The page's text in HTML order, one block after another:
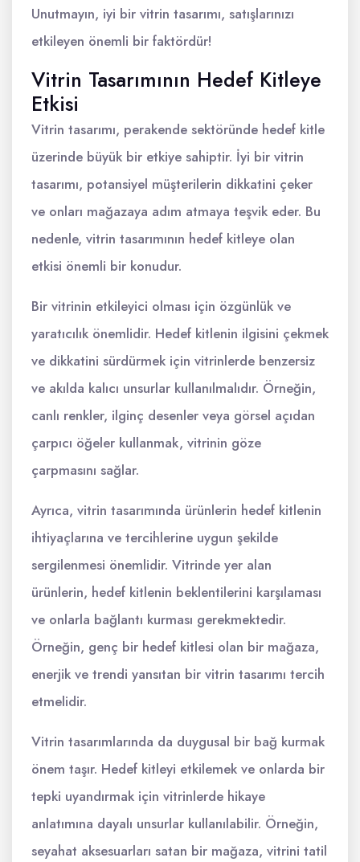
Unutmayın, iyi bir vitrin tasarımı, satışlarınızı
etkileyen önemli bir faktördür!
Vitrin Tasarımının Hedef Kitleye
Etkisi
Vitrin tasarımı, perakende sektöründe hedef kitle
üzerinde büyük bir etkiye sahiptir. İyi bir vitrin
tasarımı, potansiyel müşterilerin dikkatini çeker
ve onları mağazaya adım atmaya teşvik eder. Bu
nedenle, vitrin tasarımının hedef kitleye olan
etkisi önemli bir konudur.
Bir vitrinin etkileyici olması için özgünlük ve
yaratıcılık önemlidir. Hedef kitlenin ilgisini çekmek
ve dikkatini sürdürmek için vitrinlerde benzersiz
ve akılda kalıcı unsurlar kullanılmalıdır. Örneğin,
canlı renkler, ilginç desenler veya görsel açıdan
çarpıcı öğeler kullanmak, vitrinin göze
çarpmasını sağlar.
Ayrıca, vitrin tasarımında ürünlerin hedef kitlenin
ihtiyaçlarına ve tercihlerine uygun şekilde
sergilenmesi önemlidir. Vitrinde yer alan
ürünlerin, hedef kitlenin beklentilerini karşılaması
ve onlarla bağlantı kurması gerekmektedir.
Örneğin, genç bir hedef kitlesi olan bir mağaza,
enerjik ve trendi yansıtan bir vitrin tasarımı tercih
etmelidir.
Vitrin tasarımlarında da duygusal bir bağ kurmak
önem taşır. Hedef kitleyi etkilemek ve onlarda bir
tepki uyandırmak için vitrinlerde hikaye
anlatımına dayalı unsurlar kullanılabilir. Örneğin,
seyahat aksesuarları satan bir mağaza, vitrini tatil